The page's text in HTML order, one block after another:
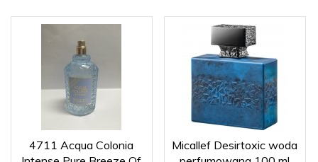
4711 Acqua Colonia
Micallef Desirtoxic woda